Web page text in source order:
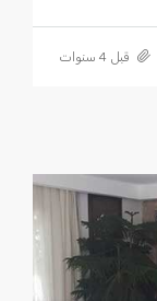
قبل 4 سنوات